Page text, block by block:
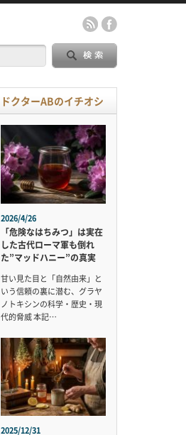
ドクターABのイチオシ
2026/4/26
「危険なはちみつ」は実在
した古代ローマ軍も倒れ
た”マッドハニー”の真実
甘い見た目と「自然由来」と
いう信頼の裏に潜む、グラヤ
ノトキシンの科学・歴史・現
代的脅威 本記…
2025/12/31